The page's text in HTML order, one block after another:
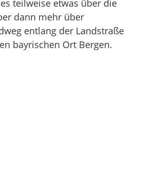
teilweise etwas über die
dann mehr über
entlang der Landstraße
bayrischen Ort Bergen.